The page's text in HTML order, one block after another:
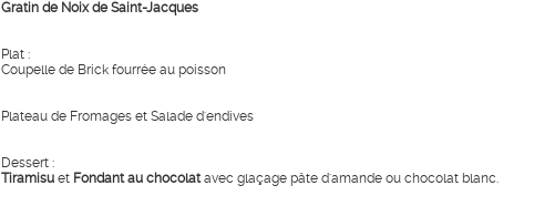
Gratin de Noix de Saint-Jacques
Plat :
Coupelle de Brick fourrée au poisson
Plateau de Fromages et Salade d'endives
Dessert :
Tiramisu et Fondant au chocolatavec glaçage pâte d'amande ou chocolat blanc.